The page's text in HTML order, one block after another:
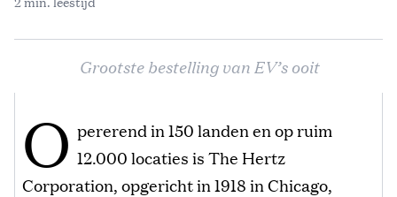
Grootste bestelling van EV’s ooit
O pererend in 150 landen en op ruim
12.000 locaties is The Hertz
Corporation, opgericht in 1918 in Chicago,